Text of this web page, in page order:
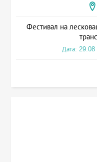
Фестивал на
Дата: 29.08